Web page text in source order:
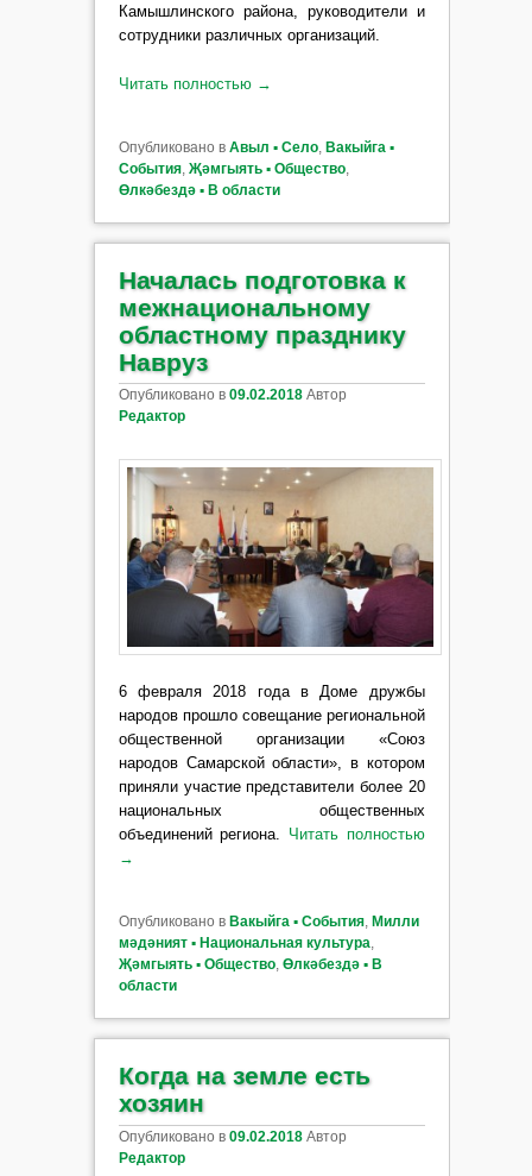
Камышлинского района, руководители и
сотрудники различных организаций.
Читать полностью →
Опубликовано в Авыл ▪ Село, Вакыйга ▪
События, Җәмгыять ▪ Общество,
Өлкәбездә ▪ В области
Началась подготовка к
межнациональному
областному празднику
Навруз
Опубликовано в 09.02.2018 Автор
Редактор
6 февраля 2018 года в Доме дружбы
народов прошло совещание региональной
общественной организации «Союз
народов Самарской области», в котором
приняли участие представители более 20
национальных общественных
объединений региона. Читать полностью
→
Опубликовано в Вакыйга ▪ События, Милли
мәдәният ▪ Национальная культура,
Җәмгыять ▪ Общество, Өлкәбездә ▪ В
области
Когда на земле есть
хозяин
Опубликовано в 09.02.2018 Автор
Редактор